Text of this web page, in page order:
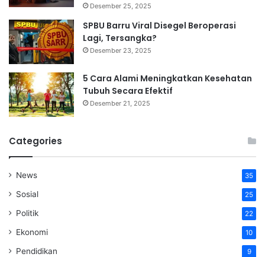
Desember 25, 2025
SPBU Barru Viral Disegel Beroperasi
Lagi, Tersangka?
Desember 23, 2025
5 Cara Alami Meningkatkan Kesehatan
Tubuh Secara Efektif
Desember 21, 2025
Categories
News 35
Sosial 25
Politik 22
Ekonomi 10
Pendidikan 9